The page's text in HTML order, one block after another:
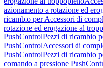
azionamento a rotazione ed
ricambio per Accessori di
rotazione ed erogazione al
PushControlPezzi di ricambio
PushControlAccessori di
PushControlPezzi di ricambio
comando a pressione